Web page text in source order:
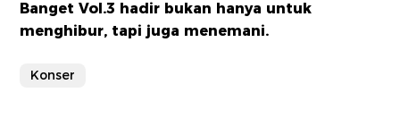
Banget Vol.3 hadir bukan hanya untuk
menghibur, tapi juga menemani.
Konser